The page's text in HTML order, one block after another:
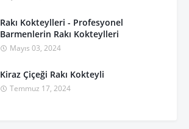
Rakı Kokteylleri - Profesyonel
Barmenlerin Rakı Kokteylleri
Mayıs 03, 2024
Kiraz Çiçeği Rakı Kokteyli
Temmuz 17, 2024